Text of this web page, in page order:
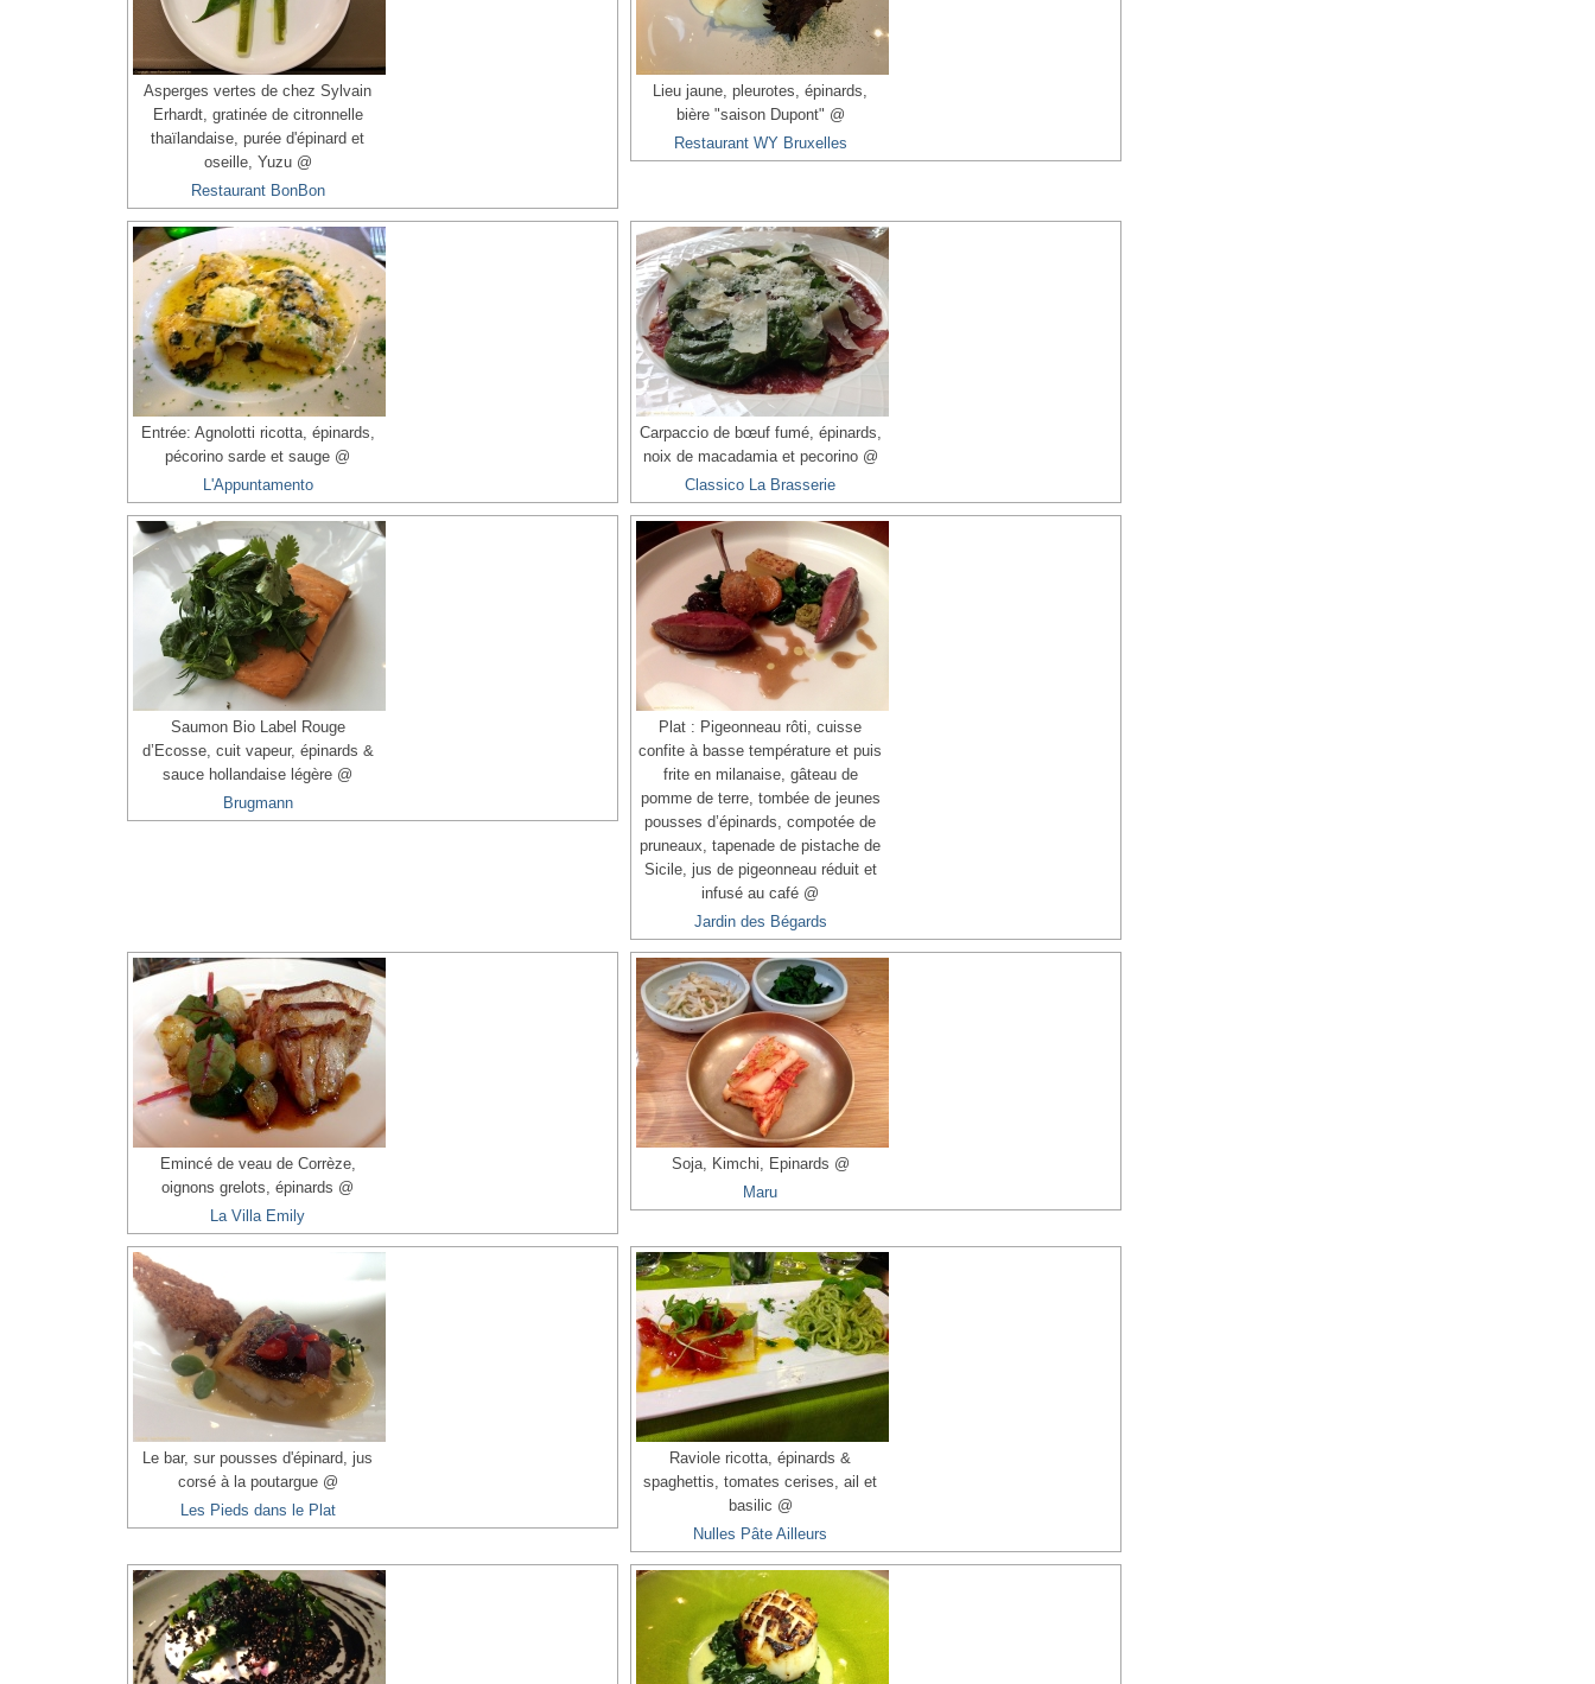
Asperges vertes de chez Sylvain
Erhardt, gratinée de citronnelle
thaïlandaise, purée d'épinard et
oseille, Yuzu @
Restaurant BonBon
Lieu jaune, pleurotes, épinards,
bière "saison Dupont" @
Restaurant WY Bruxelles
Entrée: Agnolotti ricotta, épinards,
pécorino sarde et sauge @
L'Appuntamento
Carpaccio de bœuf fumé, épinards,
noix de macadamia et pecorino @
Classico La Brasserie
Saumon Bio Label Rouge
d’Ecosse, cuit vapeur, épinards &
sauce hollandaise légère @
Brugmann
Plat : Pigeonneau rôti, cuisse
confite à basse température et puis
frite en milanaise, gâteau de
pomme de terre, tombée de jeunes
pousses d’épinards, compotée de
pruneaux, tapenade de pistache de
Sicile, jus de pigeonneau réduit et
infusé au café @
Jardin des Bégards
Emincé de veau de Corrèze,
oignons grelots, épinards @
La Villa Emily
Soja, Kimchi, Epinards @
Maru
Le bar, sur pousses d'épinard, jus
corsé à la poutargue @
Les Pieds dans le Plat
Raviole ricotta, épinards &
spaghettis, tomates cerises, ail et
basilic @
Nulles Pâte Ailleurs